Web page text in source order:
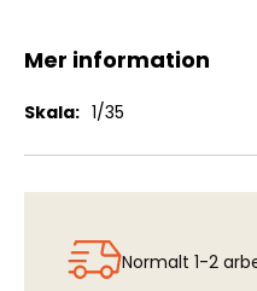
Mer information
Mer
1/35
Normalt 1-2